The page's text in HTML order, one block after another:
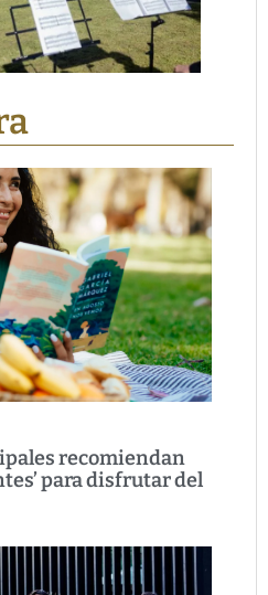
recomiendan
para disfrutar del